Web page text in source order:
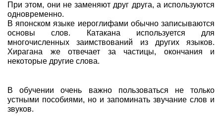
При этом, они не заменяют друг друга, а используются
одновременно.
В японском языке иероглифами обычно записываются
основы слов. Катакана используется для
многочисленных заимствований из других языков.
Хирагана же отвечает за частицы, окончания и
некоторые другие слова.
В обучении очень важно пользоваться не только
устными пособиями, но и запоминать звучание слов и
звуков.